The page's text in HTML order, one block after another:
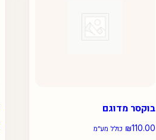
בוקסר מדוגם
₪110.00 כולל מע״מ